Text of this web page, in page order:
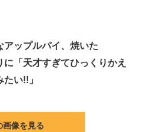
アップルパイ、焼いた
「天才すぎてひっくりかえ
い!!」
画像を見る